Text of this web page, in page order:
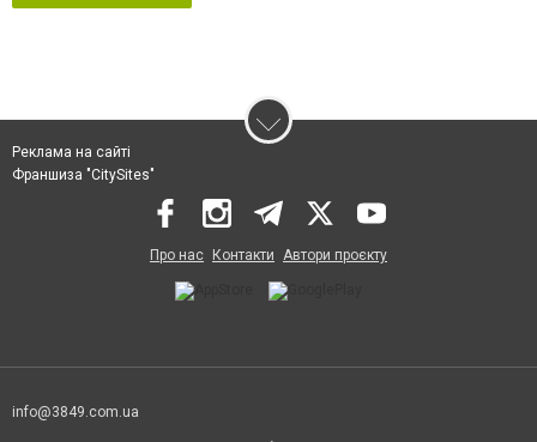
Реклама на сайті
Франшиза "CitySites"
Про нас Контакти Автори проєкту
info@3849.com.ua